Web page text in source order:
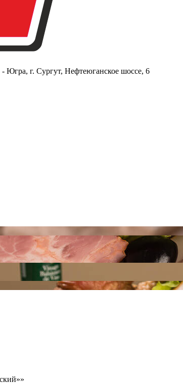
г. Сургут, Нефтеюганское шоссе, 6